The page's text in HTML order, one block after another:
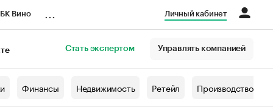
Вино Личный кабинет
Стать экспертом Управлять компанией
Финансы Недвижимость Ретейл Производство